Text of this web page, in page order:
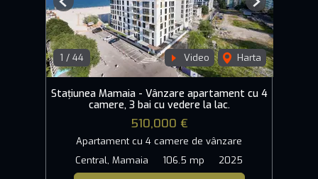
1 / 44 Video Harta
Previous Next
Stațiunea Mamaia - Vânzare apartament cu 4
camere, 3 bai cu vedere la lac.
510,000 €
Apartament cu 4 camere de vânzare
Central, Mamaia
106.5 mp 2025